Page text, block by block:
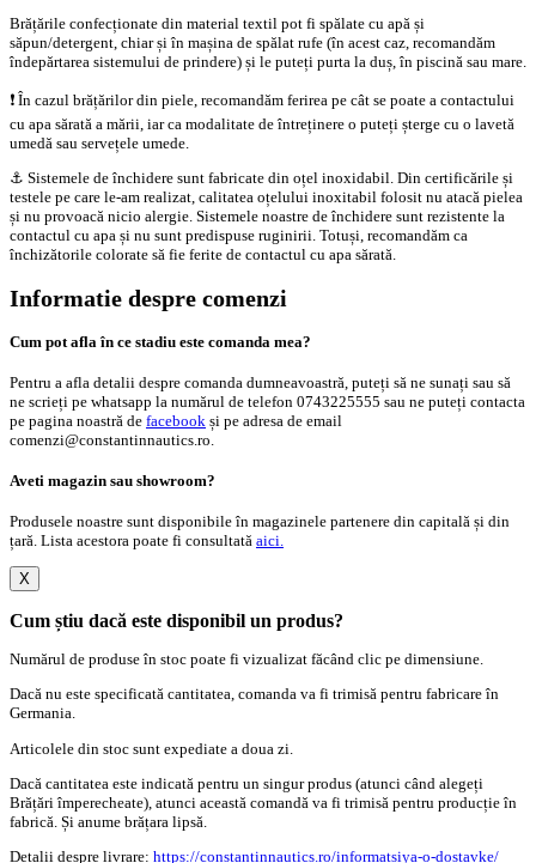
Brățările confecționate din material textil pot fi spălate cu apă și
săpun/detergent, chiar și în mașina de spălat rufe (în acest caz, recomandăm
îndepărtarea sistemului de prindere) și le puteți purta la duș, în piscină sau mare.
❗️ În cazul brățărilor din piele, recomandăm ferirea pe cât se poate a contactului
cu apa sărată a mării, iar ca modalitate de întreținere o puteți șterge cu o lavetă
umedă sau servețele umede.
⚓️ Sistemele de închidere sunt fabricate din oțel inoxidabil. Din certificările și
testele pe care le-am realizat, calitatea oțelului inoxitabil folosit nu atacă pielea
și nu provoacă nicio alergie. Sistemele noastre de închidere sunt rezistente la
contactul cu apa și nu sunt predispuse ruginirii. Totuși, recomandăm ca
închizătorile colorate să fie ferite de contactul cu apa sărată.
Informatie despre comenzi
Cum pot afla în ce stadiu este comanda mea?
Pentru a afla detalii despre comanda dumneavoastră, puteți să ne sunați sau să
ne scrieți pe whatsapp la numărul de telefon 0743225555 sau ne puteți contacta
pe pagina noastră de facebook și pe adresa de email
comenzi@constantinnautics.ro.
Aveti magazin sau showroom?
Produsele noastre sunt disponibile în magazinele partenere din capitală și din
țară. Lista acestora poate fi consultată aici.
X
Cum știu dacă este disponibil un produs?
Numărul de produse în stoc poate fi vizualizat făcând clic pe dimensiune.
Dacă nu este specificată cantitatea, comanda va fi trimisă pentru fabricare în
Germania.
Articolele din stoc sunt expediate a doua zi.
Dacă cantitatea este indicată pentru un singur produs (atunci când alegeți
Brățări împerecheate), atunci această comandă va fi trimisă pentru producție în
fabrică. Și anume brățara lipsă.
Detalii despre livrare: https://constantinnautics.ro/informatsiya-o-dostavke/